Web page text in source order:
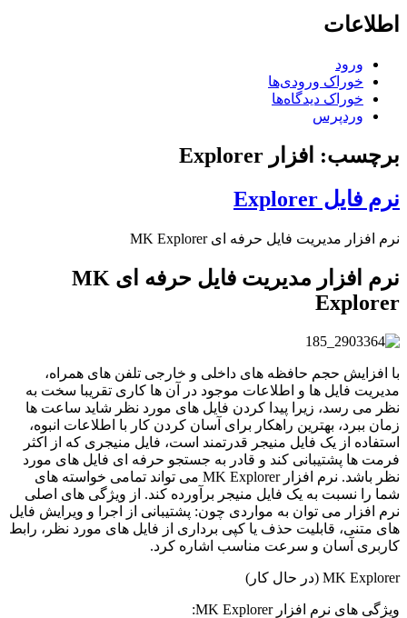
اطلاعات
ورود
خوراک ورودی‌ها
خوراک دیدگاه‌ها
وردپرس
برچسب: افزار Explorer
نرم فایل Explorer
نرم افزار مدیریت فایل حرفه ای MK Explorer
نرم افزار مدیریت فایل حرفه ای MK
Explorer
با افزایش حجم حافظه های داخلی و خارجی تلفن های همراه،
مدیریت فایل ها و اطلاعات موجود در آن ها کاری تقریبا سخت به
نظر می رسد، زیرا پیدا کردن فایل های مورد نظر شاید ساعت ها
زمان ببرد، بهترین راهکار برای آسان کردن کار با اطلاعات انبوه،
استفاده از یک فایل منیجر قدرتمند است، فایل منیجری که از اکثر
فرمت ها پشتیبانی کند و قادر به جستجو حرفه ای فایل های مورد
نظر باشد. نرم افزار MK Explorer می تواند تمامی خواسته های
شما را نسبت به یک فایل منیجر برآورده کند. از ویژگی های اصلی
نرم افزار می توان به مواردی چون: پشتیبانی از اجرا و ویرایش فایل
های متنی، قابلیت حذف یا کپی برداری از فایل های مورد نظر، رابط
کاربری آسان و سرعت مناسب اشاره کرد.
MK Explorer (در حال کار)
ویژگی های نرم افزار MK Explorer: